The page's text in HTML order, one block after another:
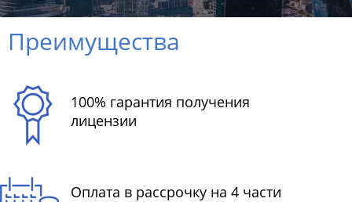
Преимущества
100% гарантия получения
лицензии
Оплата в рассрочку на 4 части